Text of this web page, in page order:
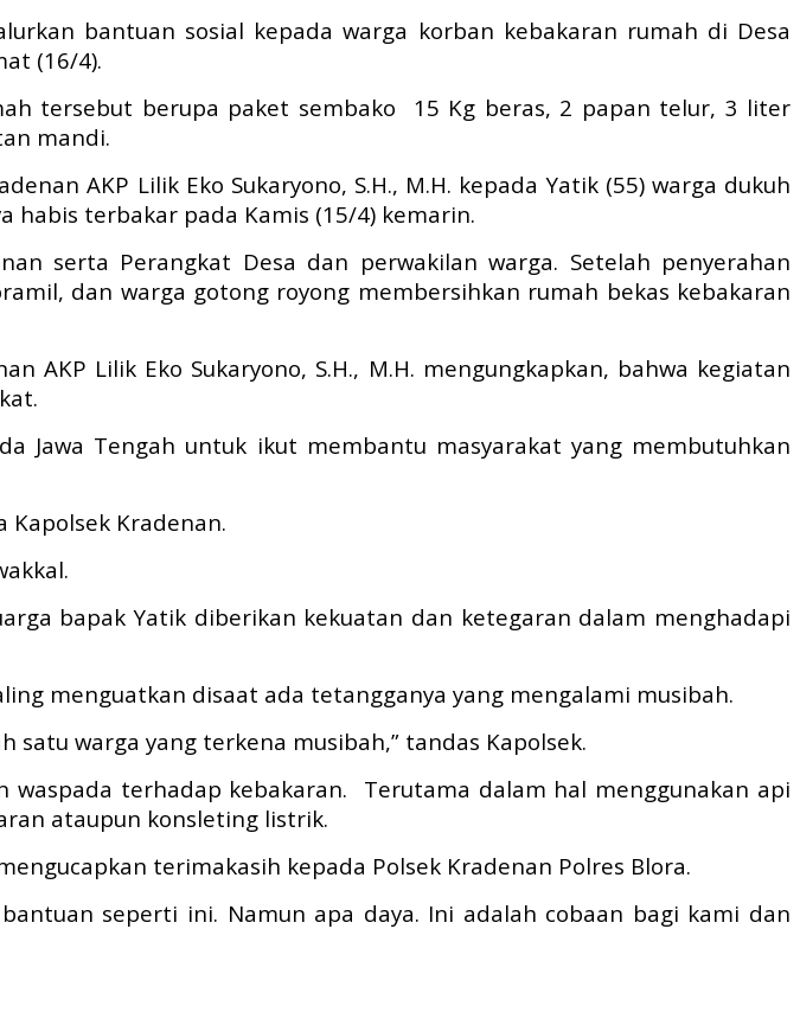
bantuan sosial kepada warga korban kebakaran rumah di Desa
(16/4).
tersebut berupa paket sembako 15 Kg beras, 2 papan telur, 3 liter
mandi.
AKP Lilik Eko Sukaryono, S.H., M.H. kepada Yatik (55) warga dukuh
habis terbakar pada Kamis (15/4) kemarin.
serta Perangkat Desa dan perwakilan warga. Setelah penyerahan
dan warga gotong royong membersihkan rumah bekas kebakaran
AKP Lilik Eko Sukaryono, S.H., M.H. mengungkapkan, bahwa kegiatan
Jawa Tengah untuk ikut membantu masyarakat yang membutuhkan
Kapolsek Kradenan.
bapak Yatik diberikan kekuatan dan ketegaran dalam menghadapi
menguatkan disaat ada tetangganya yang mengalami musibah.
warga yang terkena musibah,” tandas Kapolsek.
terhadap kebakaran. Terutama dalam hal menggunakan api
ataupun konsleting listrik.
terimakasih kepada Polsek Kradenan Polres Blora.
seperti ini. Namun apa daya. Ini adalah cobaan bagi kami dan